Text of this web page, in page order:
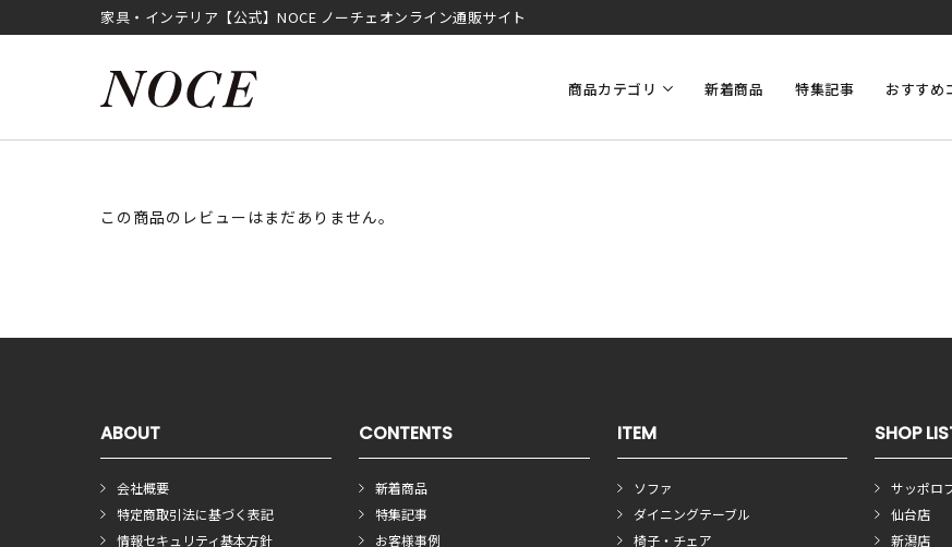
家具・インテリア【公式】NOCE ノーチェオンライン通販サイト
商品カテゴリ 新着商品 特集記事 おすすめ
この商品のレビューはまだありません。
ABOUT
会社概要
特定商取引法に基づく表記
情報セキュリティ基本方針
CONTENTS
新着商品
特集記事
お客様事例
ITEM
ソファ
ダイニングテーブル
椅子・チェア
SHOP
サッポロ
仙台店
新潟店